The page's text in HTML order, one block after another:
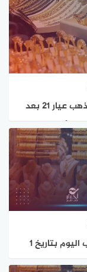
كم سعر الذهب عيار 21 بعد
الأصفر في
أمس الأربعاء
سعر الذهب اليوم بتاريخ 1